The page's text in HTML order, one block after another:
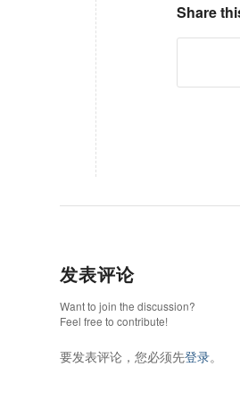
Share
发表评论
Want to join the discussion?
Feel free to contribute!
要发表评论，您必须先登录。